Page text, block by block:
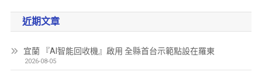
近期文章
宜蘭 『AI智能回收機』啟用 全縣首台示範點設在羅東
2026-08-05